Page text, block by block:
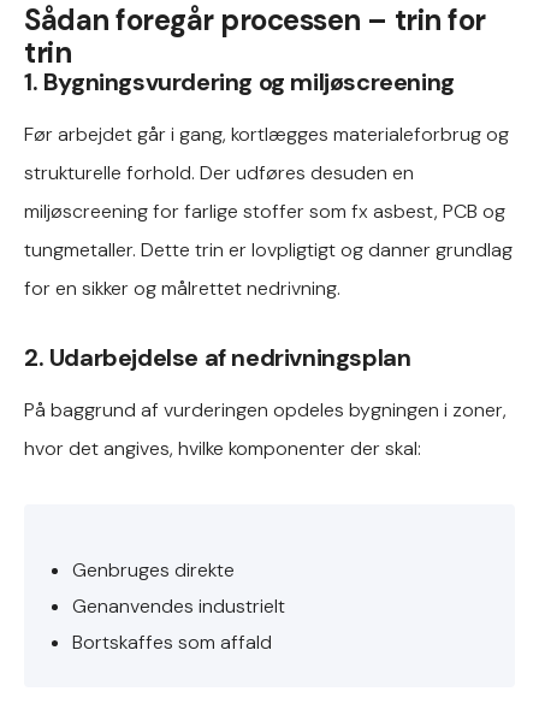
Sådan foregår processen – trin for
trin
1. Bygningsvurdering og miljøscreening
Før arbejdet går i gang, kortlægges materialeforbrug og
strukturelle forhold. Der udføres desuden en
miljøscreening for farlige stoffer som fx asbest, PCB og
tungmetaller. Dette trin er lovpligtigt og danner grundlag
for en sikker og målrettet nedrivning.
2. Udarbejdelse af nedrivningsplan
På baggrund af vurderingen opdeles bygningen i zoner,
hvor det angives, hvilke komponenter der skal:
Genbruges direkte
Genanvendes industrielt
Bortskaffes som affald